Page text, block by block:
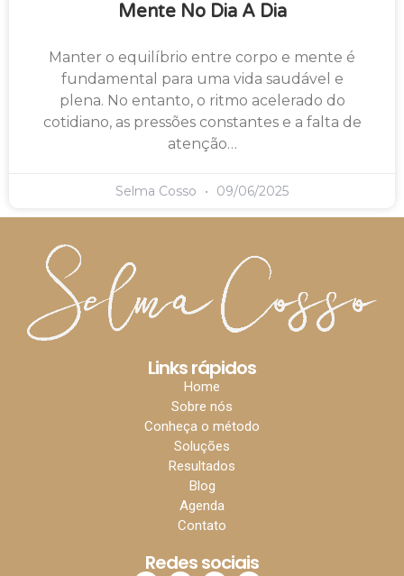
Mente No Dia A Dia
Manter o equilíbrio entre corpo e mente é
fundamental para uma vida saudável e
plena. No entanto, o ritmo acelerado do
cotidiano, as pressões constantes e a falta de
atenção…
Selma Cosso 09/06/2025
Links rápidos
Home
Sobre nós
Conheça o método
Soluções
Resultados
Blog
Agenda
Contato
Redes sociais